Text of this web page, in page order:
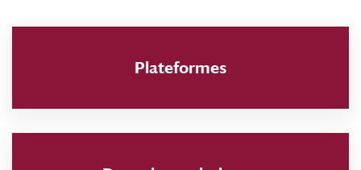
Plateformes